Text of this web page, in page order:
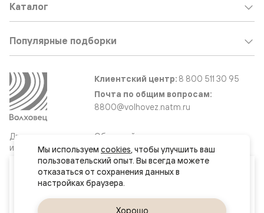
Ваш город
Москва и МО
Двери
и интерьерные
решения
Каталог
Популярные подборки
Клиентский центр: 8 800 511 30 95
Почта по общим вопросам:
8800@volhovez.natm.ru
Обратный звонок
Сайт не является публичной офертой
Правовая информация
Мы используем cookies, чтобы улучшить ваш
пользовательский опыт. Вы всегда можете
отказаться от сохранения данных в
Хорошо